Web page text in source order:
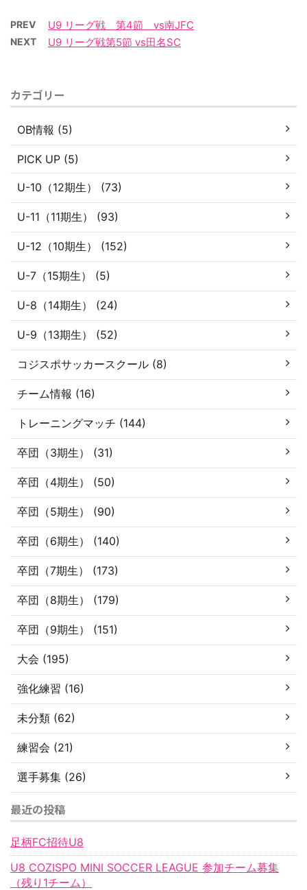
PREV U9 リーグ戦 第4節 vs南JFC
NEXT U9 リーグ戦第5節 vs田名SC
カテゴリー
OB情報 (5)
PICK UP (5)
U-10（12期生） (73)
U-11（11期生） (93)
U-12（10期生） (152)
U-7（15期生） (5)
U-8（14期生） (24)
U-9（13期生） (52)
コジスポサッカースクール (8)
チーム情報 (16)
トレーニングマッチ (144)
卒団（3期生） (31)
卒団（4期生） (50)
卒団（5期生） (90)
卒団（6期生） (140)
卒団（7期生） (173)
卒団（8期生） (179)
卒団（9期生） (151)
大会 (195)
強化練習 (16)
未分類 (62)
練習会 (21)
選手募集 (26)
最近の投稿
足柄FC招待U8
U8 COZISPO MINI SOCCER LEAGUE 参加チーム募集
（残り1チーム）